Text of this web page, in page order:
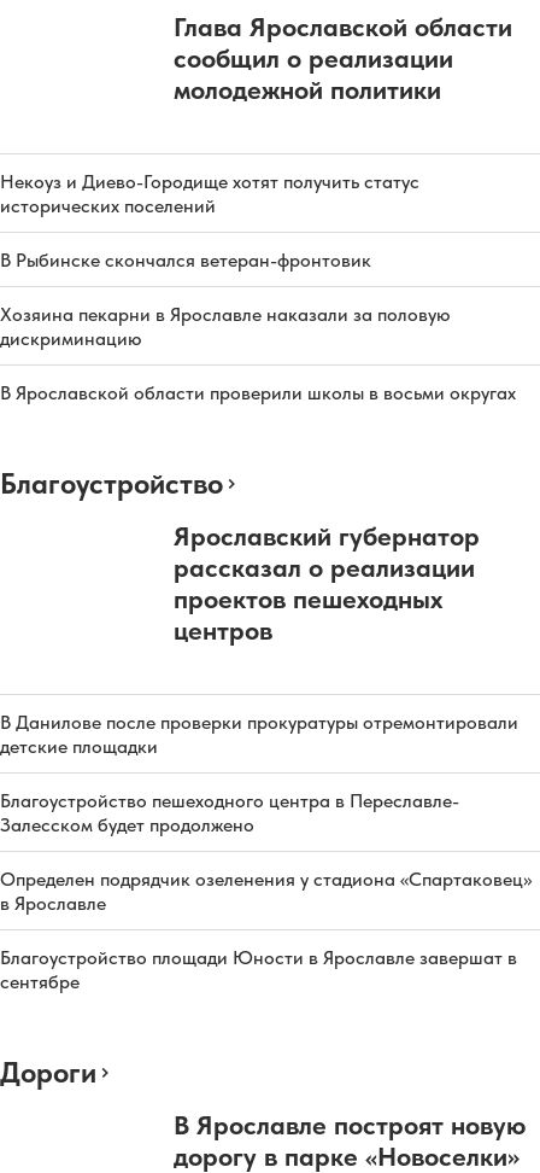
Глава Ярославской области
сообщил о реализации
молодежной политики
Некоуз и Диево-Городище хотят получить статус
исторических поселений
В Рыбинске скончался ветеран-фронтовик
Хозяина пекарни в Ярославле наказали за половую
дискриминацию
В Ярославской области проверили школы в восьми округах
Благоустройство
Ярославский губернатор
рассказал о реализации
проектов пешеходных
центров
В Данилове после проверки прокуратуры отремонтировали
детские площадки
Благоустройство пешеходного центра в Переславле-
Залесском будет продолжено
Определен подрядчик озеленения у стадиона «Спартаковец»
в Ярославле
Благоустройство площади Юности в Ярославле завершат в
сентябре
Дороги
В Ярославле построят новую
дорогу в парке «Новоселки»